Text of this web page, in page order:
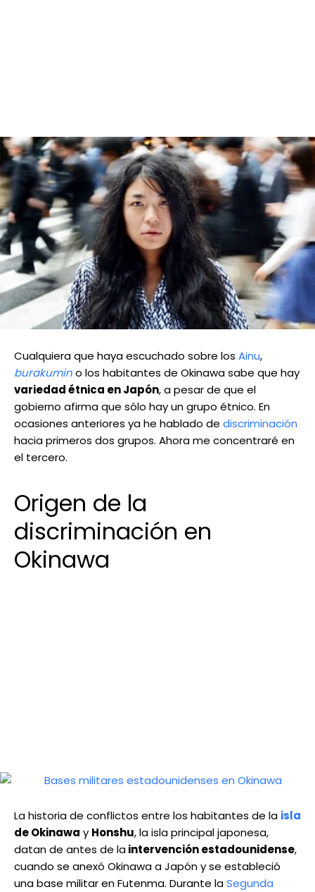
Cualquiera que haya escuchado sobre los Ainu,
burakumino los habitantes de Okinawa sabe que hay
variedad étnica en Japón, a pesar de que el
gobierno afirma que sólo hay un grupo étnico. En
ocasiones anteriores ya he hablado de discriminación
hacia primeros dos grupos. Ahora me concentraré en
el tercero.
Origen de la
discriminación en
Okinawa
La historia de conflictos entre los habitantes de la isla
de Okinawa y Honshu, la isla principal japonesa,
datan de antes de laintervención estadounidense,
cuando se anexó Okinawa a Japón y se estableció
una base militar en Futenma. Durante laSegunda